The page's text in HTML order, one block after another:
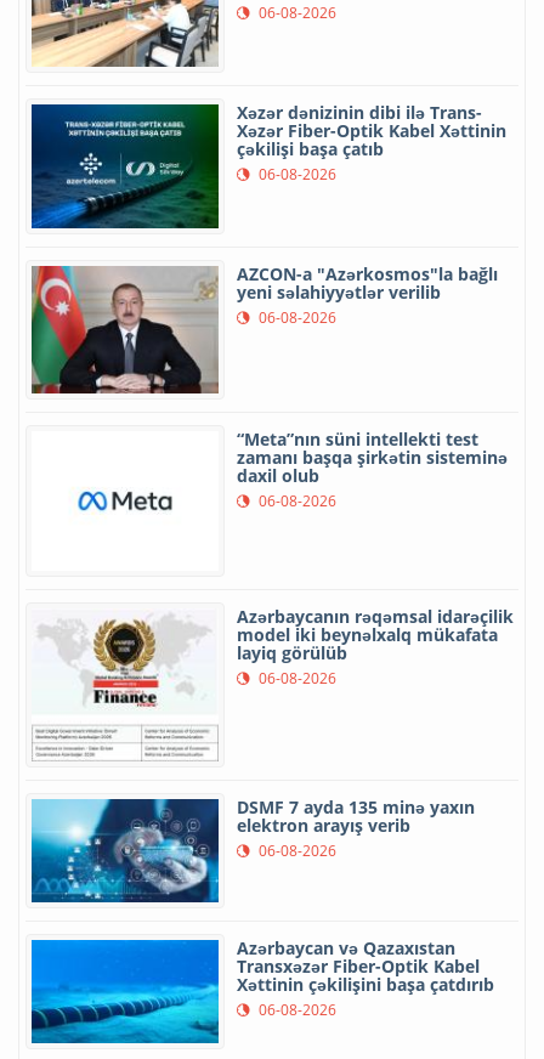
06-08-2026
Xəzər dənizinin dibi ilə Trans-
Xəzər Fiber-Optik Kabel Xəttinin
çəkilişi başa çatıb
06-08-2026
AZCON-a "Azərkosmos"la bağlı
yeni səlahiyyətlər verilib
06-08-2026
“Meta”nın süni intellekti test
zamanı başqa şirkətin sisteminə
daxil olub
06-08-2026
Azərbaycanın rəqəmsal idarəçilik
model iki beynəlxalq mükafata
layiq görülüb
06-08-2026
DSMF 7 ayda 135 minə yaxın
elektron arayış verib
06-08-2026
Azərbaycan və Qazaxıstan
Transxəzər Fiber-Optik Kabel
Xəttinin çəkilişini başa çatdırıb
06-08-2026